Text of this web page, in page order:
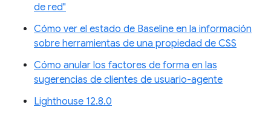
de red"
Cómo ver el estado de Baseline en la información
sobre herramientas de una propiedad de CSS
Cómo anular los factores de forma en las
sugerencias de clientes de usuario-agente
Lighthouse 12.8.0